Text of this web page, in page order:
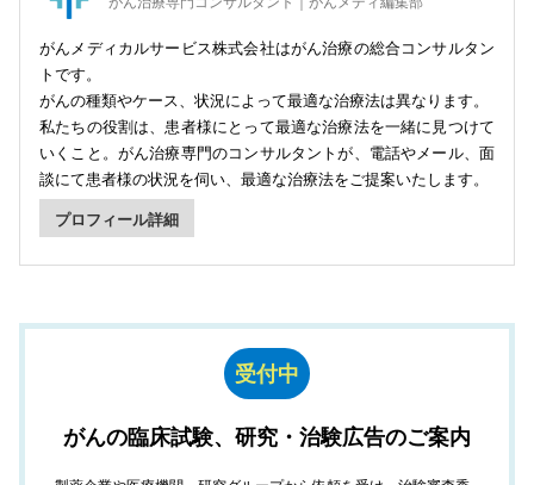
がんメディカルサービス株式会社はがん治療の総合コンサルタン
トです。
がんの種類やケース、状況によって最適な治療法は異なります。
私たちの役割は、患者様にとって最適な治療法を一緒に見つけて
いくこと。がん治療専門のコンサルタントが、電話やメール、面
談にて患者様の状況を伺い、最適な治療法をご提案いたします。
プロフィール詳細
受付中
がんの臨床試験、研究・治験広告のご案内